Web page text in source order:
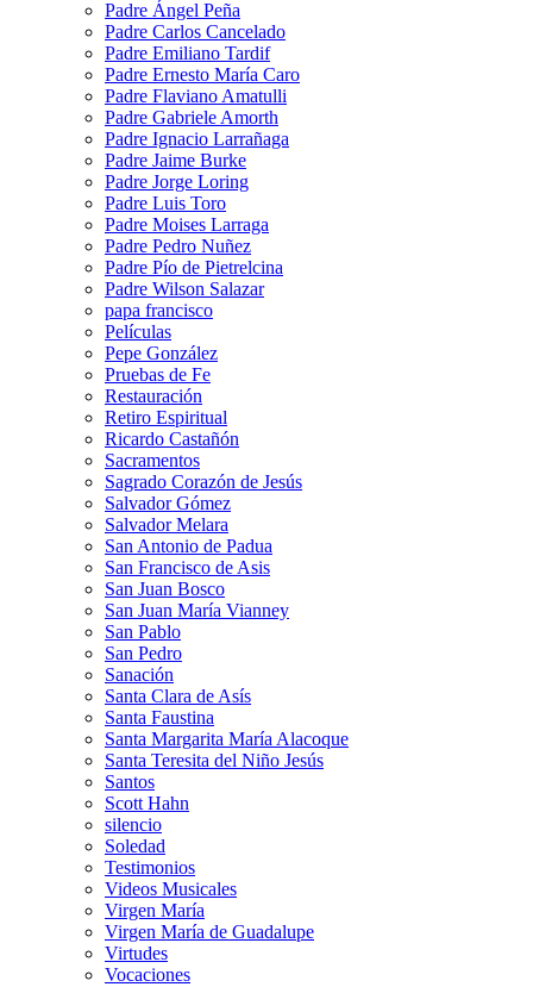
Padre Ángel Peña
Padre Carlos Cancelado
Padre Emiliano Tardif
Padre Ernesto María Caro
Padre Flaviano Amatulli
Padre Gabriele Amorth
Padre Ignacio Larrañaga
Padre Jaime Burke
Padre Jorge Loring
Padre Luis Toro
Padre Moises Larraga
Padre Pedro Nuñez
Padre Pío de Pietrelcina
Padre Wilson Salazar
papa francisco
Películas
Pepe González
Pruebas de Fe
Restauración
Retiro Espiritual
Ricardo Castañón
Sacramentos
Sagrado Corazón de Jesús
Salvador Gómez
Salvador Melara
San Antonio de Padua
San Francisco de Asis
San Juan Bosco
San Juan María Vianney
San Pablo
San Pedro
Sanación
Santa Clara de Asís
Santa Faustina
Santa Margarita María Alacoque
Santa Teresita del Niño Jesús
Santos
Scott Hahn
silencio
Soledad
Testimonios
Videos Musicales
Virgen María
Virgen María de Guadalupe
Virtudes
Vocaciones